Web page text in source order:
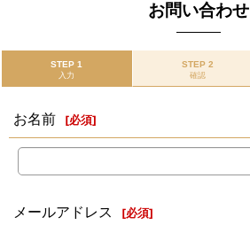
お問い合わせ
STEP 1
入力
STEP 2
確認
お名前 [必須]
メールアドレス [必須]